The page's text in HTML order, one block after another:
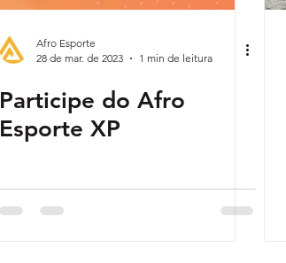
Afro Esporte
28 de mar. de 2023
1 min de leitura
Participe do Afro
Esporte XP